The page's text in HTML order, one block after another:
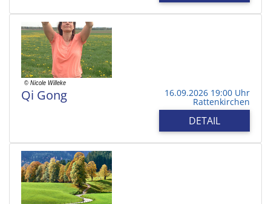
Qi Gong 16.09.2026 19:00 Uhr
Rattenkirchen
DETAIL